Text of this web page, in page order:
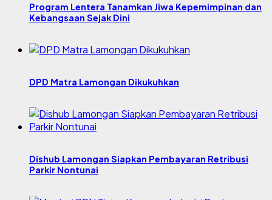
Program Lentera Tanamkan Jiwa Kepemimpinan dan
Kebangsaan Sejak Dini
DPD Matra Lamongan Dikukuhkan
Dishub Lamongan Siapkan Pembayaran Retribusi
Parkir Nontunai